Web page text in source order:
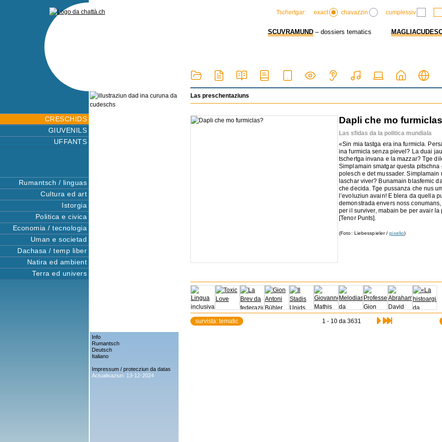
CRESCHIDS
GIUVENILS
UFFANTS
Rumantsch / linguas
Cultura ed art
Istorgia
Politica e civica
Economia / tecnologia
Uman e societad
Dachasa / temp liber
Natira ed ambient
Terra ed univers
Info
Rumantsch
Deutsch
Italiano
Impressum / protecziun da datas
Actualisaziun: 13-12-2024
Tschertgar: exact chavazzin cumplessiv
SCUVRAMUND – dossiers tematics
Las preschentaziuns
Dapli che mo
Las sfidas da la politica mundiala
«Sin mia tastga era ina furmicla.
ina furmicla senza pievel? La duai
tschertga invana e la mazzar? Tge
Simplamain smatgar questa pitschna
polesch e det mussader. Simplamain
laschar viver? Bunamain blasfemic
che decida. Tge pussanza che nus
l’evoluziun avain! E blera da quella
demonstrada envers noss
per il surviver, mabain be per avair la
[Tenor Punts].
(Foto: Liebesspieler /pixelio)
survista: tematic 1 - 10 da 3631